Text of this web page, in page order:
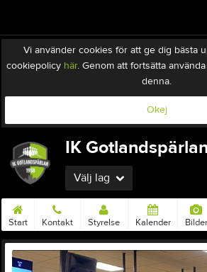
Vi använder cookies för att ge dig bästa
cookiepolicy här. Genom att fortsätta
denna.
Okej
IK Gotlandspärlan
Välj lag
Start Kontakt Styrelse Kalender Bilder